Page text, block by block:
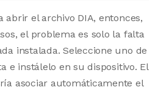
abrir el archivo DIA, entonces,
el problema es solo la falta
instalada. Seleccione uno de
e instálelo en su dispositivo. El
asociar automáticamente el